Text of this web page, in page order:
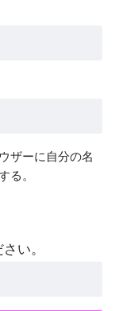
ザーに自分の名
る。
い。